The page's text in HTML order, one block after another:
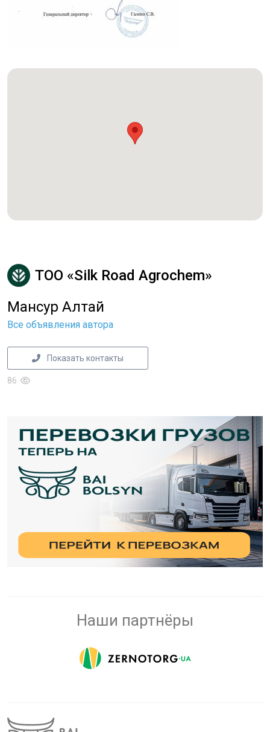
ТОО «Silk Road Agrochem»
Мансур Алтай
Все объявления автора
Показать контакты
86
Наши партнёры